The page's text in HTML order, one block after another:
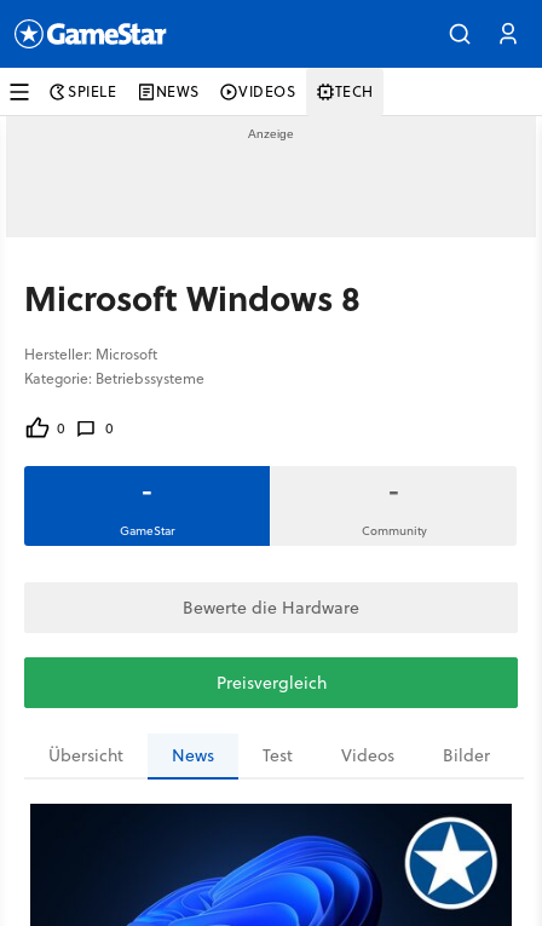
SPIELE NEWS VIDEOS TECH
Microsoft Windows 8
Hersteller: Microsoft
Kategorie: Betriebssysteme
0 0
-
GameStar
-
Community
Bewerte die Hardware
Preisvergleich
Übersicht News Test Videos Bilder